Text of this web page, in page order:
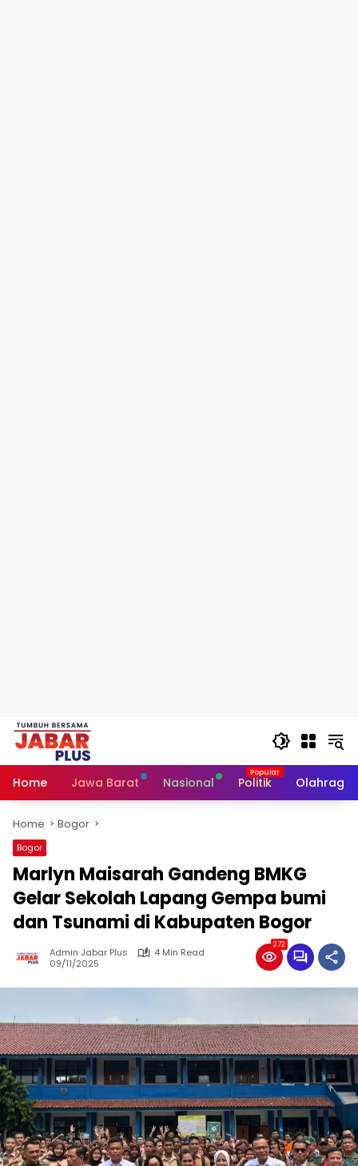
Skip
Home
Jawa Barat Nasional Politik Olahraga
Home Bogor
Bogor
Marlyn Maisarah Gandeng BMKG
Gelar Sekolah Lapang Gempa bumi
dan Tsunami di Kabupaten Bogor
Admin Jabar Plus
4 Min Read
09/11/2025
272